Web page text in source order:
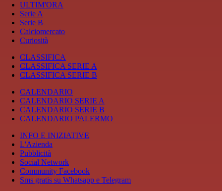
ULTIM'ORA
Serie A
Serie B
Calciomercato
Curiosità
CLASSIFICA
CLASSIFICA SERIE A
CLASSIFICA SERIE B
CALENDARIO
CALENDARIO SERIE A
CALENDARIO SERIE B
CALENDARIO PALERMO
INFO E INIZIATIVE
L'Azienda
Pubblicità
Social Network
Community Facebook
Sms gratis su Whatsapp e Telegram